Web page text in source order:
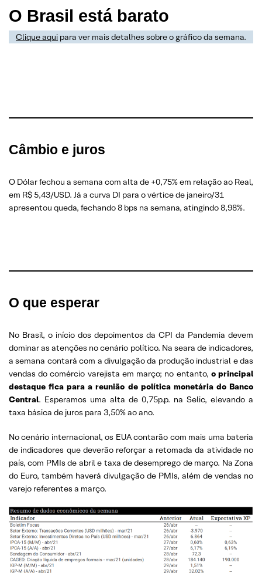
O Brasil está barato
Clique aqui para ver mais detalhes sobre o gráfico da semana.
Câmbio e juros
O Dólar fechou a semana com alta de +0,75% em relação ao Real,
em R$ 5,43/USD. Já a curva DI para o vértice de janeiro/31
apresentou queda, fechando 8 bps na semana, atingindo 8,98%.
O que esperar
No Brasil, o início dos depoimentos da CPI da Pandemia devem
dominar as atenções no cenário político. Na seara de indicadores,
a semana contará com a divulgação da produção industrial e das
vendas do comércio varejista em março; no entanto, o principal
destaque fica para a reunião de política monetária do Banco
Central. Esperamos uma alta de 0,75p.p. na Selic, elevando a
taxa básica de juros para 3,50% ao ano.
No cenário internacional, os EUA contarão com mais uma bateria
de indicadores que deverão reforçar a retomada da atividade no
país, com PMIs de abril e taxa de desemprego de março. Na Zona
do Euro, também haverá divulgação de PMIs, além de vendas no
varejo referentes a março.